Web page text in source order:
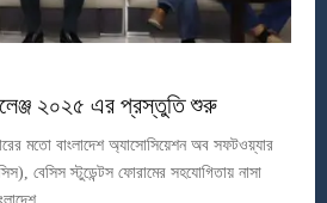
২০২৫ এর প্রস্তুতি শুরু
মতো বাংলাদেশ অ্যাসোসিয়েশন অব সফটওয়্যার
বেসিস স্টুডেন্টস ফোরামের সহযোগিতায় নাসা